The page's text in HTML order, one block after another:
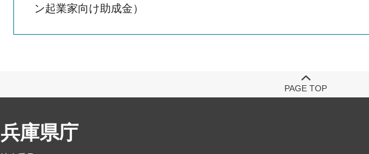
ン起業家向け助成金）
PAGE TOP
兵庫県庁